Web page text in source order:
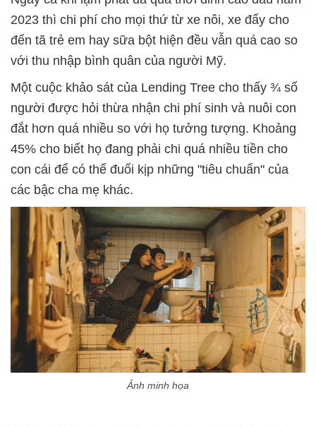
2023 thì chi phí cho mọi thứ từ xe nôi, xe đẩy cho
đến tã trẻ em hay sữa bột hiện đều vẫn quá cao so
với thu nhập bình quân của người Mỹ.
Một cuộc khảo sát của Lending Tree cho thấy ¾ số
người được hỏi thừa nhận chi phí sinh và nuôi con
đắt hơn quá nhiều so với họ tưởng tượng. Khoảng
45% cho biết họ đang phải chi quá nhiều tiền cho
con cái để có thể đuổi kịp những "tiêu chuẩn" của
các bậc cha mẹ khác.
Ảnh minh họa